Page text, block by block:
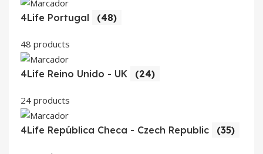
4Life Portugal (48)
48 products
4Life Reino Unido - UK (24)
24 products
4Life República Checa - Czech Republic (35)